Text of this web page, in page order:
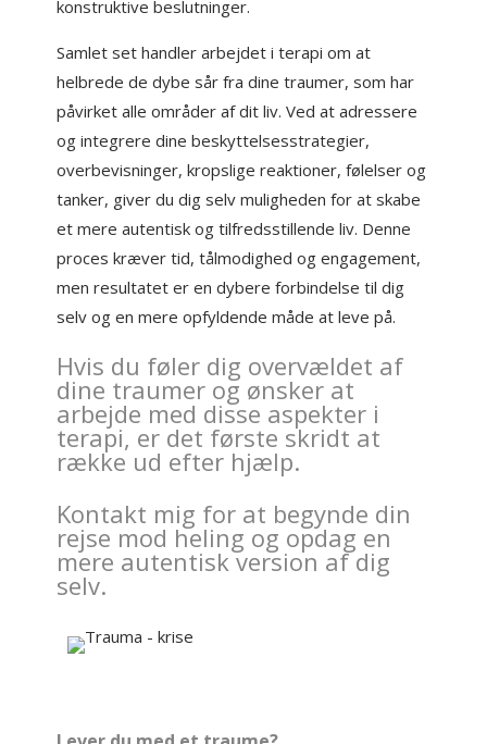
konstruktive beslutninger.
Samlet set handler arbejdet i terapi om at
helbrede de dybe sår fra dine traumer, som har
påvirket alle områder af dit liv. Ved at adressere
og integrere dine beskyttelsesstrategier,
overbevisninger, kropslige reaktioner, følelser og
tanker, giver du dig selv muligheden for at skabe
et mere autentisk og tilfredsstillende liv. Denne
proces kræver tid, tålmodighed og engagement,
men resultatet er en dybere forbindelse til dig
selv og en mere opfyldende måde at leve på.
Hvis du føler dig overvældet af
dine traumer og ønsker at
arbejde med disse aspekter i
terapi, er det første skridt at
række ud efter hjælp.
Kontakt mig for at begynde din
rejse mod heling og opdag en
mere autentisk version af dig
selv.